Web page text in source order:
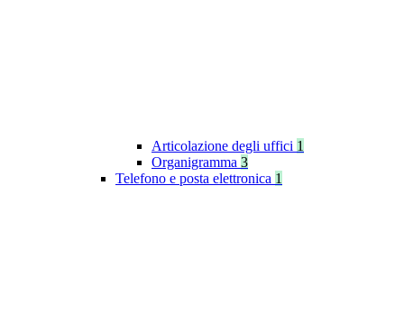
Articolazione degli uffici 1
Organigramma 3
Telefono e posta elettronica 1